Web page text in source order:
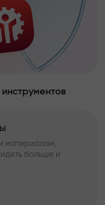
инструментов
материалам,
больше и